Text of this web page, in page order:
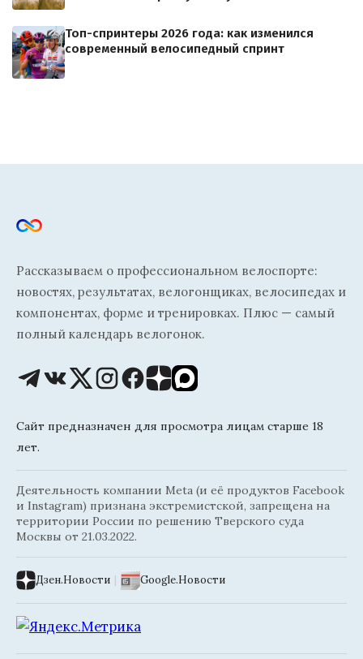
Топ-спринтеры 2026 года: как изменился
современный велосипедный спринт
Рассказываем о профессиональном велоспорте:
новостях, результатах, велогонщиках, велосипедах и
компонентах, форме и тренировках. Плюс — самый
полный календарь велогонок.
Сайт предназначен для просмотра лицам старше 18
лет.
Деятельность компании Meta (и её продуктов Facebook
и Instagram) признана экстремистской, запрещена на
территории России по решению Тверского суда
Москвы от 21.03.2022.
Дзен.Новости | Google.Новости